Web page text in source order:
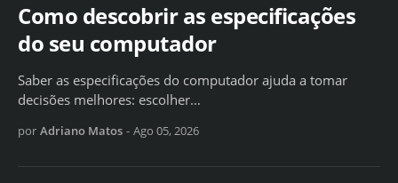
Como descobrir as especificações
do seu computador
Saber as especificações do computador ajuda a tomar
decisões melhores: escolher…
por Adriano Matos - Ago 05, 2026